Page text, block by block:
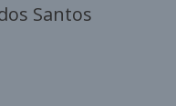
Santos